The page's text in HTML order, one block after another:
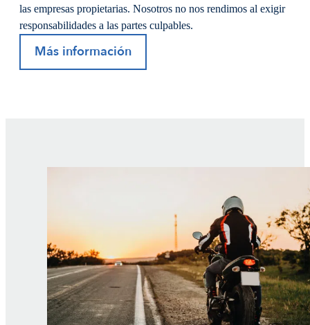
las empresas propietarias. Nosotros no nos rendimos al exigir
responsabilidades a las partes culpables.
Más información